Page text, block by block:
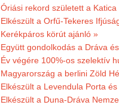
Óriási rekord született a Katica
Elkészült a Orfű-Tekeres
Kerékpáros körút ajánló »
Együtt gondolkodás a Dráva
Év végére 100%-os szelektív
Magyarország a berlini Zöld
Elkészült a Levendula Porta
Elkészült a Duna-Dráva